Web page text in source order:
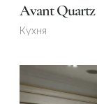
Avant Quartz
Кухня